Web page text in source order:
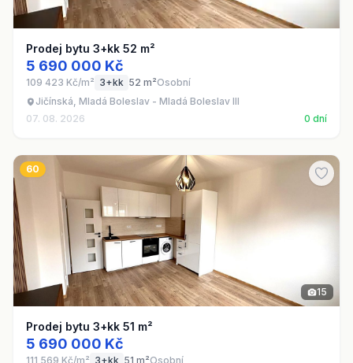
Prodej bytu 3+kk 52 m²
5 690 000 Kč
109 423 Kč/m² 3+kk 52 m²Osobní
Jičínská, Mladá Boleslav - Mladá Boleslav III
07. 08. 2026
0 dní
60
15
Prodej bytu 3+kk 51 m²
5 690 000 Kč
111 569 Kč/m² 3+kk 51 m²Osobní